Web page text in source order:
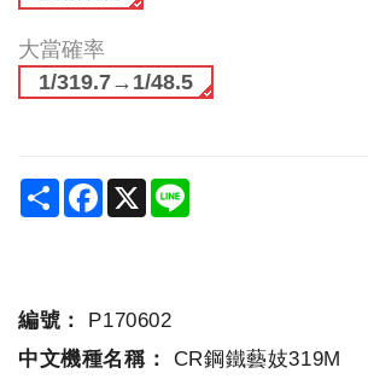
大當確率
1/319.7→1/48.5
ShareFacebook
X
編號：
P170602
中文機種名稱： CR鋼鐵藝妓319M